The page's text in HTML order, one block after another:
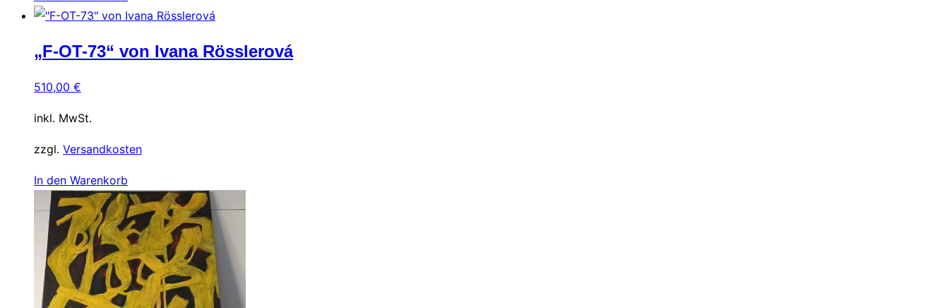
„F-OT-73“ von Ivana Rösslerová
510,00 €
inkl. MwSt.
zzgl. Versandkosten
In den Warenkorb